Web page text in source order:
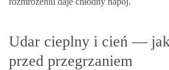
Udar cieplny i cień —
przed przegrzaniem